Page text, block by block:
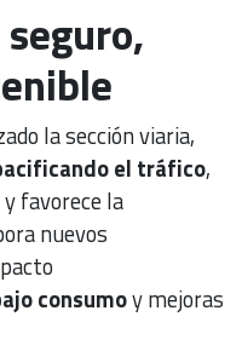
la sección viaria,
el tráfico,
favorece la
nuevos
consumoy mejoras